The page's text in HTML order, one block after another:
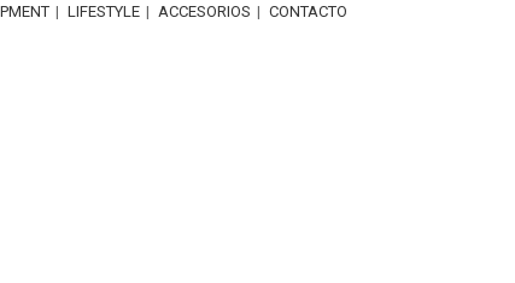
LIFESTYLE ACCESORIOS CONTACTO